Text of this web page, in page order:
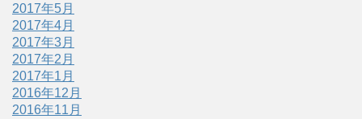
2017年5月
2017年4月
2017年3月
2017年2月
2017年1月
2016年12月
2016年11月